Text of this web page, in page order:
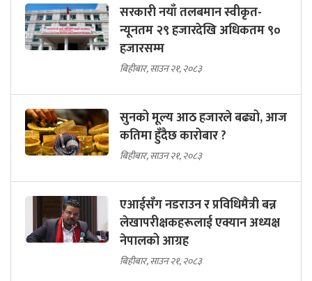
सरकारी नयाँ तलबमान स्वीकृत-
न्यूनतम २९ हजारदेखि अधिकतम ९०
हजारसम्म
बिहीबार, साउन २१, २०८३
सुनको मूल्य आठ हजारले बढ्यो, आज
कतिमा हुँदैछ कारोबार ?
बिहीबार, साउन २१, २०८३
एआईसँग नडराउन र प्रविधिमैत्री बन्न
लेखापरीक्षकहरूलाई एक्यान अध्यक्ष
नेपालको आग्रह
बिहीबार, साउन २१, २०८३